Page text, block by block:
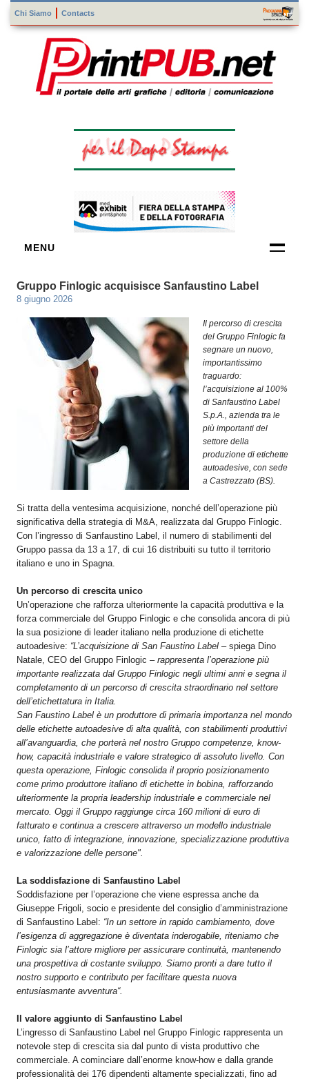
Chi Siamo Contacts
MENU
DI TECNOLOGIE
ENTI E
ASSOCIAZIONI
ZOOM
TEMATICI
EVENTI
VIDEO
Gruppo Finlogic acquisisce Sanfaustino Label
8 giugno 2026
Il percorso di crescita
del Gruppo Finlogic fa
segnare un nuovo,
importantissimo
traguardo:
l’acquisizione al 100%
di Sanfaustino Label
S.p.A., azienda tra le
più importanti del
settore della
produzione di etichette
autoadesive, con sede
a Castrezzato (BS).
Si tratta della ventesima acquisizione, nonché dell’operazione più
significativa della strategia di M&A, realizzata dal Gruppo Finlogic.
Con l’ingresso di Sanfaustino Label, il numero di stabilimenti del
Gruppo passa da 13 a 17, di cui 16 distribuiti su tutto il territorio
italiano e uno in Spagna.
Un percorso di crescita unico
Un’operazione che rafforza ulteriormente la capacità produttiva e la
forza commerciale del Gruppo Finlogic e che consolida ancora di più
la sua posizione di leader italiano nella produzione di etichette
autoadesive: “L’acquisizione di San Faustino Label – spiega Dino
Natale, CEO del Gruppo Finlogic – rappresenta l’operazione più
importante realizzata dal Gruppo Finlogic negli ultimi anni e segna il
completamento di un percorso di crescita straordinario nel settore
dell’etichettatura in Italia.
San Faustino Label è un produttore di primaria importanza nel mondo
delle etichette autoadesive di alta qualità, con stabilimenti produttivi
all’avanguardia, che porterà nel nostro Gruppo competenze, know-
how, capacità industriale e valore strategico di assoluto livello. Con
questa operazione, Finlogic consolida il proprio posizionamento
come primo produttore italiano di etichette in bobina, rafforzando
ulteriormente la propria leadership industriale e commerciale nel
mercato. Oggi il Gruppo raggiunge circa 160 milioni di euro di
fatturato e continua a crescere attraverso un modello industriale
unico, fatto di integrazione, innovazione, specializzazione produttiva
e valorizzazione delle persone".
La soddisfazione di Sanfaustino Label
Soddisfazione per l’operazione che viene espressa anche da
Giuseppe Frigoli, socio e presidente del consiglio d’amministrazione
di Sanfaustino Label: “In un settore in rapido cambiamento, dove
l’esigenza di aggregazione è diventata inderogabile, riteniamo che
Finlogic sia l’attore migliore per assicurare continuità, mantenendo
una prospettiva di costante sviluppo. Siamo pronti a dare tutto il
nostro supporto e contributo per facilitare questa nuova
entusiasmante avventura“.
Il valore aggiunto di Sanfaustino Label
L’ingresso di Sanfaustino Label nel Gruppo Finlogic rappresenta un
notevole step di crescita sia dal punto di vista produttivo che
commerciale. A cominciare dall’enorme know-how e dalla grande
professionalità dei 176 dipendenti altamente specializzati, fino ad